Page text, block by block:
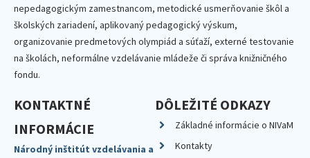
nepedagogickým zamestnancom, metodické usmerňovanie škôl a
školských zariadení, aplikovaný pedagogický výskum,
organizovanie predmetových olympiád a súťaží, externé testovanie
na školách, neformálne vzdelávanie mládeže či správa knižničného
fondu.
KONTAKTNÉ
INFORMÁCIE
Národný inštitút vzdelávania a
DÔLEŽITÉ ODKAZY
Základné informácie o NIVaM
Kontakty